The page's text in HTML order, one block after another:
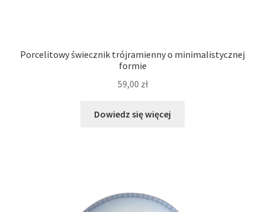
Porcelitowy świecznik trójramienny o minimalistycznej
formie
59,00 zł
Dowiedz się więcej